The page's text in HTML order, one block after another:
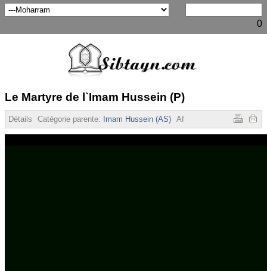
0
Le Martyre de l`Imam Hussein (P)
Détails Catégorie parente: Imam Hussein (AS) Affichages : 40322